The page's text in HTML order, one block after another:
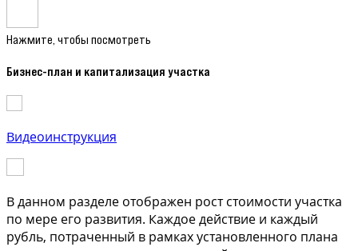
Нажмите, чтобы посмотреть
Бизнес-план и капитализация участка
Видеоинструкция
В данном разделе отображен рост стоимости участка
по мере его развития. Каждое действие и каждый
рубль, потраченный в рамках установленного плана